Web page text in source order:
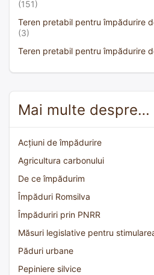
(151)
Teren pretabil pentru împădurire
(3)
Teren pretabil pentru împădurire
Mai multe despre…
Acțiuni de împădurire
Agricultura carbonului
De ce împădurim
Împăduri Romsilva
Împăduriri prin PNRR
Măsuri legislative pentru
Păduri urbane
Pepiniere silvice